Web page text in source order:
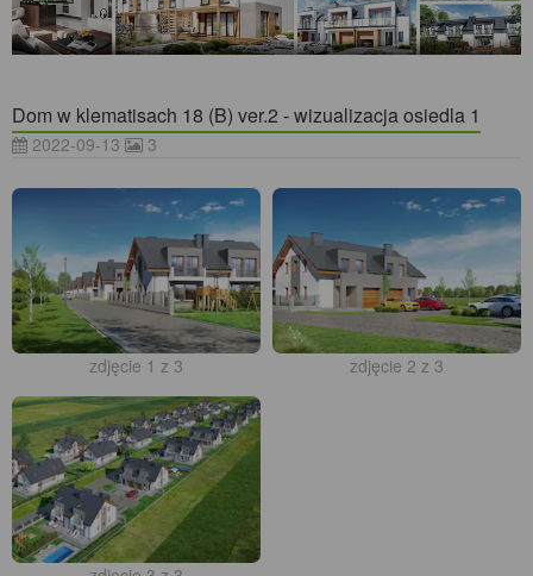
Dom w klematisach 18 (B) ver.2 - wizualizacja osiedla 1
2022-09-13 3
zdjęcie 1 z 3 zdjęcie 2 z 3